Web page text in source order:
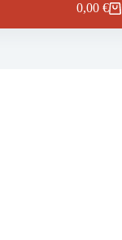
Shopping
cart
0,00 €